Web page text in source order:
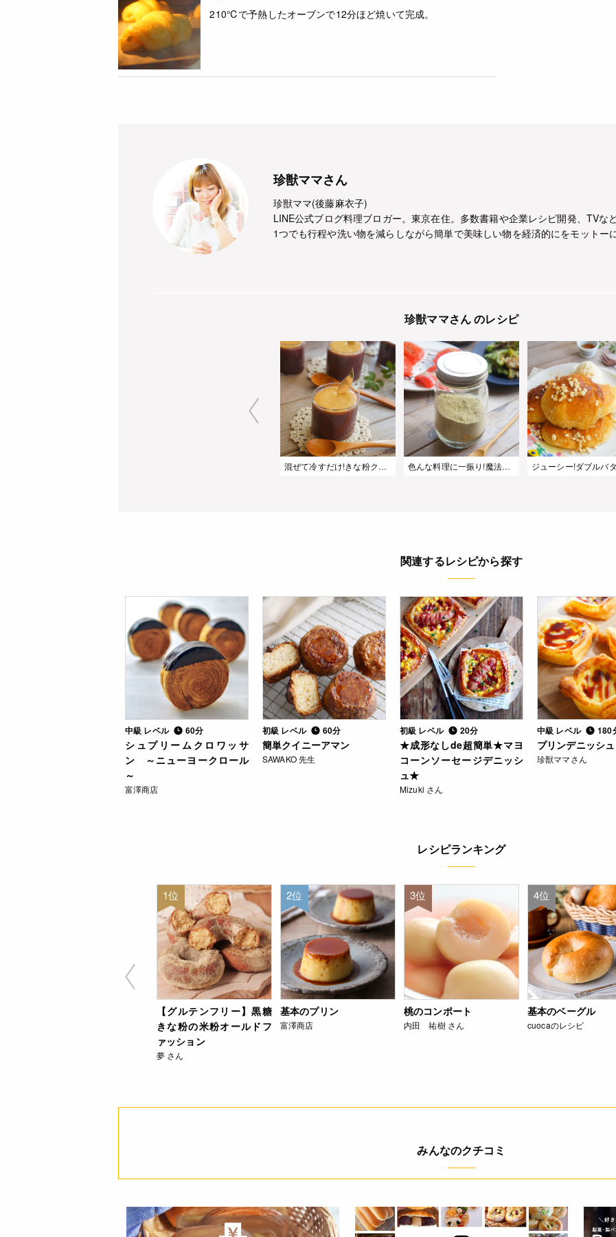
210℃で予熱したオーブンで12分ほど焼いて完成。
珍獣ママさん
珍獣ママ(後藤麻衣子)
LINE公式ブログ料理ブロガー。東京在住。多数書籍や企業レシピ開発、TVな
1つでも行程や洗い物を減らしながら簡単で美味しい物を経済的にをモットー
珍獣ママさん のレシピ
混ぜて冷すだけ!きな粉クリームの水ようかん 色んな料理に一振り!魔法の昆布粉
関連するレシピから探す
中級 レベル 60分
シュプリームクロワッサ
ン ～ニューヨークロール
～
富澤商店
初級 レベル 60分
簡単クイニーアマン
SAWAKO 先生
初級 レベル 20分
★成形なしde超簡単★マヨ
コーンソーセージデニッシ
ュ★
Mizuki さん
中級 レベル 180
プリンデニッシュ
珍獣ママさん
レシピランキング
1位
【グルテンフリー】黒糖
きな粉の米粉オールドフ
ァッション
夢 さん
2位
基本のプリン
富澤商店
3位
桃のコンポート
内田 祐樹 さん
4位
基本のベーグル
cuocaのレシピ
みんなのクチコミ